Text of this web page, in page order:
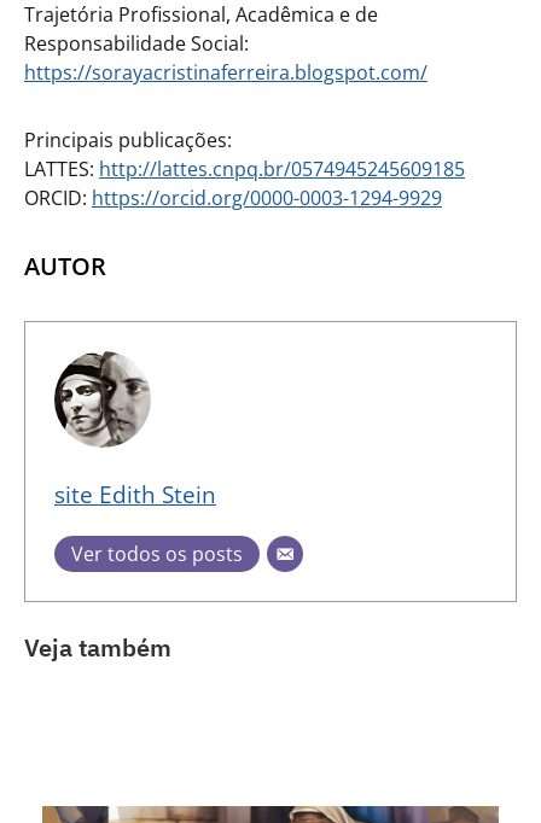
Trajetória Profissional, Acadêmica e de
Responsabilidade Social:
https://sorayacristinaferreira.blogspot.com/
Principais publicações:
LATTES: http://lattes.cnpq.br/0574945245609185
ORCID: https://orcid.org/0000-0003-1294-9929
AUTOR
site Edith Stein
Ver todos os posts
Veja também